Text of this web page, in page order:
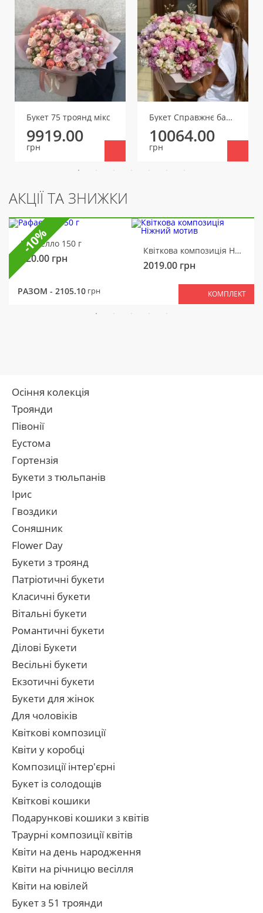
Букет 75 троянд мікс
9919.00
грн
Букет Справжнє бажання
10064.00
грн
АКЦІЇ ТА ЗНИЖКИ
Рафаелло 150 г
320.00 грн
Квіткова композиція Ніжний мотив
2019.00 грн
РАЗОМ - 2105.10 грн КОМПЛЕКТ
-10%
Осіння колекція
Троянди
Півонії
Еустома
Гортензія
Букети з тюльпанів
Ірис
Гвоздики
Соняшник
Flower Day
Букети з троянд
Патріотичні букети
Класичні букети
Вітальні букети
Романтичні букети
Ділові Букети
Весільні букети
Екзотичні букети
Букети для жінок
Для чоловіків
Квіткові композиції
Квіти у коробці
Композиції інтер'єрні
Букет із солодощів
Квіткові кошики
Подарункові кошики з квітів
Траурні композиції квітів
Квіти на день народження
Квіти на річницю весілля
Квіти на ювілей
Букет з 51 троянди